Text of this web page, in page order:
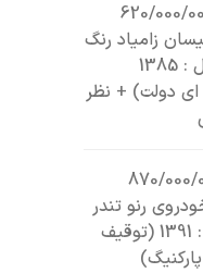
620/000/000
زامیاد رنگ
: آبی مدل : 1385
دولت) + نظر
870/000/000
رنو تندر
90 مدل : 1391 (توقیف